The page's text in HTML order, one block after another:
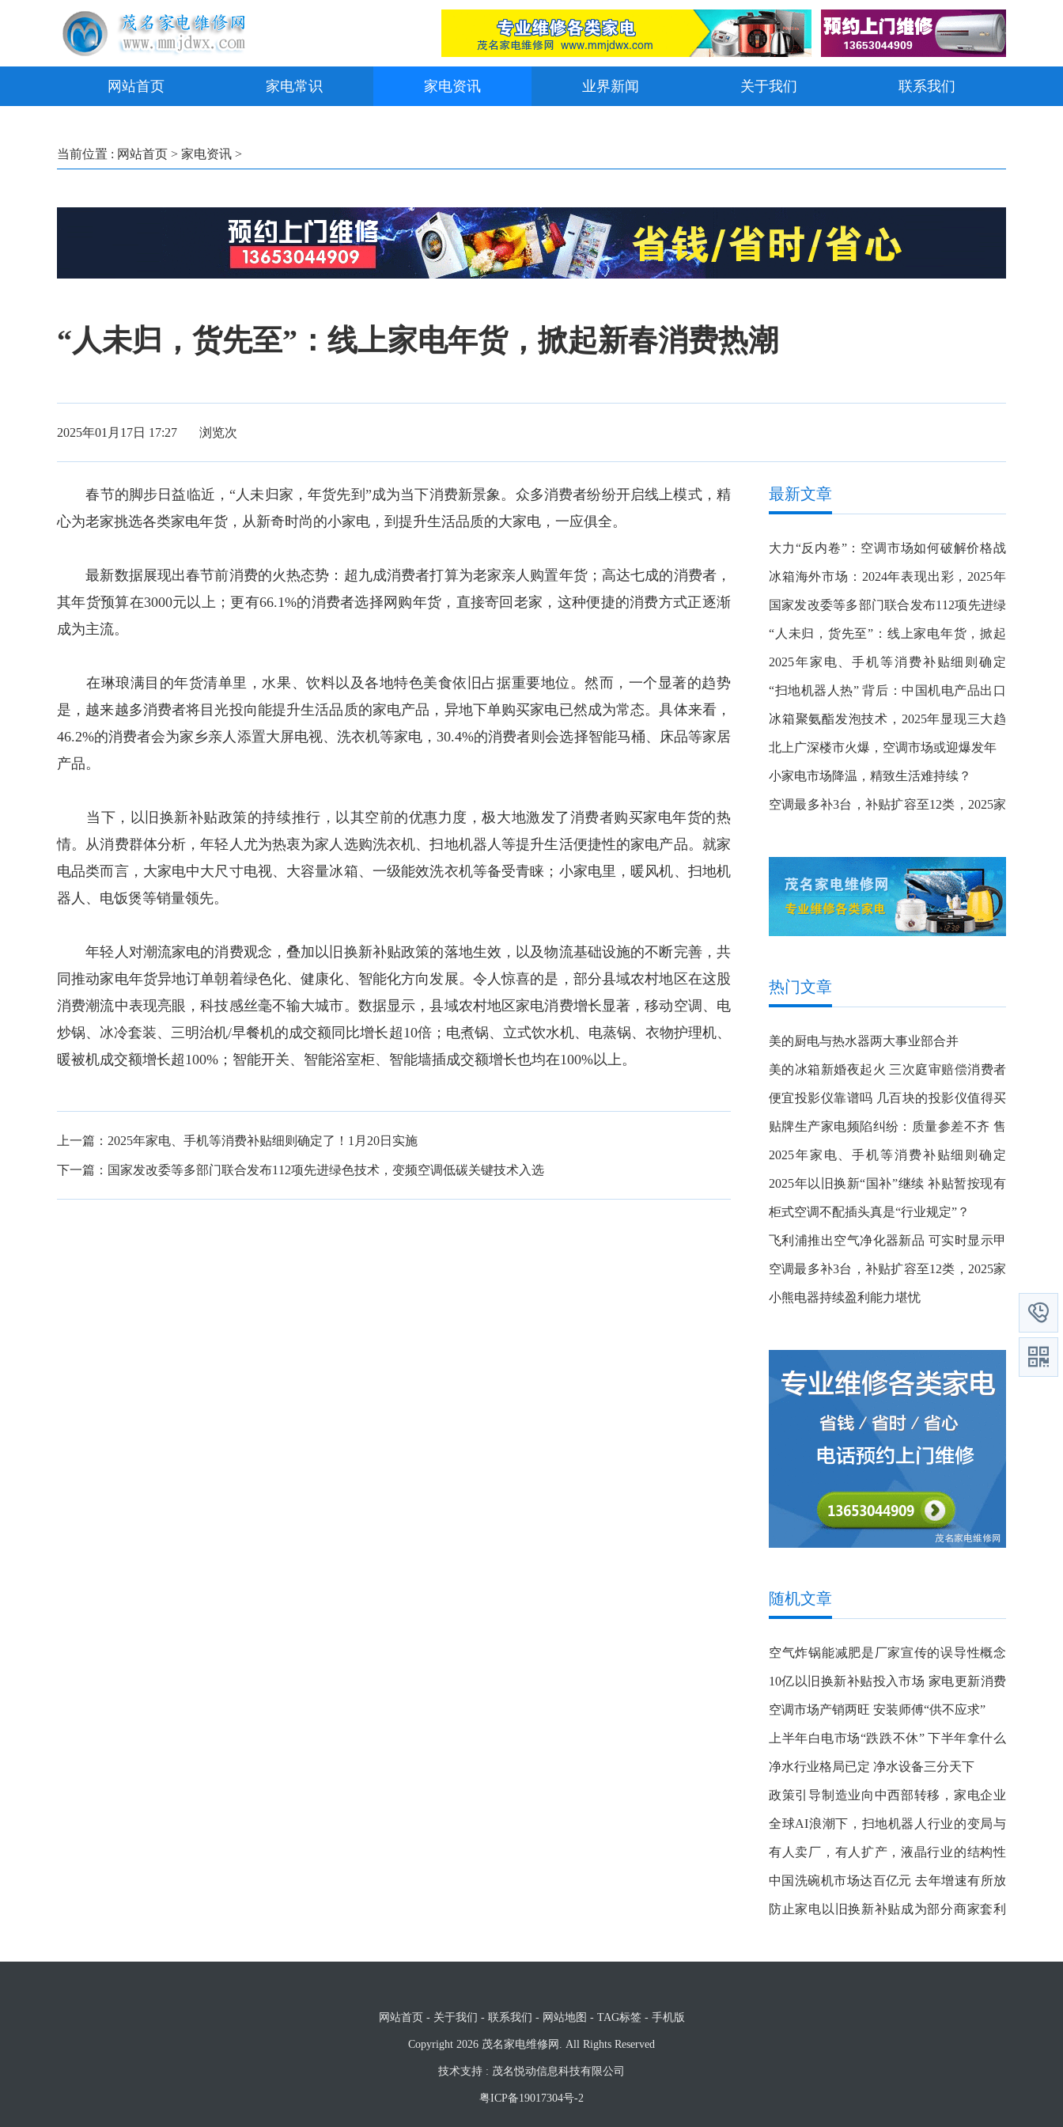
网站首页 家电常识 家电资讯 业界新闻 关于我们 联系我们
当前位置 : 网站首页 > 家电资讯 >
“人未归，货先至”：线上家电年货，掀起新春消费热潮
2025年01月17日 17:27 浏览次
春节的脚步日益临近，“人未归家，年货先到”成为当下消费新景象。众多消费者纷纷开启线上模式，精
心为老家挑选各类家电年货，从新奇时尚的小家电，到提升生活品质的大家电，一应俱全。
最新数据展现出春节前消费的火热态势：超九成消费者打算为老家亲人购置年货；高达七成的消费者，
其年货预算在3000元以上；更有66.1%的消费者选择网购年货，直接寄回老家，这种便捷的消费方式正逐渐
成为主流。
在琳琅满目的年货清单里，水果、饮料以及各地特色美食依旧占据重要地位。然而，一个显著的趋势
是，越来越多消费者将目光投向能提升生活品质的家电产品，异地下单购买家电已然成为常态。具体来看，
46.2%的消费者会为家乡亲人添置大屏电视、洗衣机等家电，30.4%的消费者则会选择智能马桶、床品等家居
产品。
当下，以旧换新补贴政策的持续推行，以其空前的优惠力度，极大地激发了消费者购买家电年货的热
情。从消费群体分析，年轻人尤为热衷为家人选购洗衣机、扫地机器人等提升生活便捷性的家电产品。就家
电品类而言，大家电中大尺寸电视、大容量冰箱、一级能效洗衣机等备受青睐；小家电里，暖风机、扫地机
器人、电饭煲等销量领先。
年轻人对潮流家电的消费观念，叠加以旧换新补贴政策的落地生效，以及物流基础设施的不断完善，共
同推动家电年货异地订单朝着绿色化、健康化、智能化方向发展。令人惊喜的是，部分县域农村地区在这股
消费潮流中表现亮眼，科技感丝毫不输大城市。数据显示，县域农村地区家电消费增长显著，移动空调、电
炒锅、冰冷套装、三明治机/早餐机的成交额同比增长超10倍；电煮锅、立式饮水机、电蒸锅、衣物护理机、
暖被机成交额增长超100%；智能开关、智能浴室柜、智能墙插成交额增长也均在100%以上。
上一篇： 2025年家电、手机等消费补贴细则确定了！1月20日实施
下一篇： 国家发改委等多部门联合发布112项先进绿色技术，变频空调低碳关键技术入选
最新文章
大力“反内卷”：空调市场如何破解价格战
的困局？
冰箱海外市场：2024年表现出彩，2025年
将迎新局
国家发改委等多部门联合发布112项先进绿
色技术，变频空调低碳关键技术入选
“人未归，货先至”：线上家电年货，掀起
新春消费热潮
2025年家电、手机等消费补贴细则确定
了！1月20日实施
“扫地机器人热” 背后：中国机电产品出口
的多元突破
冰箱聚氨酯发泡技术，2025年显现三大趋
势
北上广深楼市火爆，空调市场或迎爆发年
小家电市场降温，精致生活难持续？
空调最多补3台，补贴扩容至12类，2025家
热门文章
美的厨电与热水器两大事业部合并
美的冰箱新婚夜起火 三次庭审赔偿消费者
37万
便宜投影仪靠谱吗 几百块的投影仪值得买
吗？
贴牌生产家电频陷纠纷：质量参差不齐 售
后服务也外包
2025年家电、手机等消费补贴细则确定
了！1月20日实施
2025年以旧换新“国补”继续 补贴暂按现有
标准执行
柜式空调不配插头真是“行业规定”？
飞利浦推出空气净化器新品 可实时显示甲
醛等浓度
空调最多补3台，补贴扩容至12类，2025家
电国补继续“赏饭吃”
小熊电器持续盈利能力堪忧
随机文章
空气炸锅能减肥是厂家宣传的误导性概念
吗？
10亿以旧换新补贴投入市场 家电更新消费
撬动行业新增量
空调市场产销两旺 安装师傅“供不应求”
上半年白电市场“跌跌不休” 下半年拿什么
止“跌”？
净水行业格局已定 净水设备三分天下
政策引导制造业向中西部转移，家电企业
也要集体西迁吗？
全球AI浪潮下，扫地机器人行业的变局与
机遇
有人卖厂，有人扩产，液晶行业的结构性
之争
中国洗碗机市场达百亿元 去年增速有所放
缓
防止家电以旧换新补贴成为部分商家套利
网站首页 - 关于我们 - 联系我们 - 网站地图 - TAG标签- 手机版
Copyright 2026 茂名家电维修网 . All Rights Reserved
技术支持 : 茂名悦动信息科技有限公司
粤ICP备19017304号-2

